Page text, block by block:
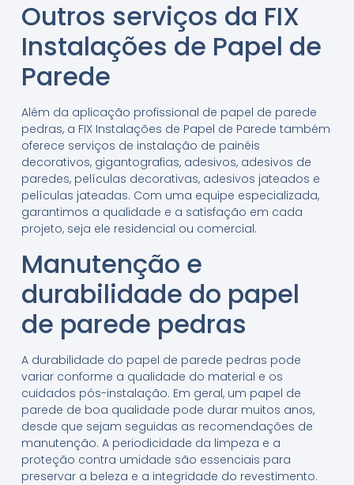
Outros serviços da FIX
Instalações de Papel de
Parede
Além da aplicação profissional de papel de parede
pedras, a FIX Instalações de Papel de Parede também
oferece serviços de instalação de painéis
decorativos, gigantografias, adesivos, adesivos de
paredes, películas decorativas, adesivos jateados e
películas jateadas. Com uma equipe especializada,
garantimos a qualidade e a satisfação em cada
projeto, seja ele residencial ou comercial.
Manutenção e
durabilidade do papel
de parede pedras
A durabilidade do papel de parede pedras pode
variar conforme a qualidade do material e os
cuidados pós-instalação. Em geral, um papel de
parede de boa qualidade pode durar muitos anos,
desde que sejam seguidas as recomendações de
manutenção. A periodicidade da limpeza e a
proteção contra umidade são essenciais para
preservar a beleza e a integridade do revestimento.